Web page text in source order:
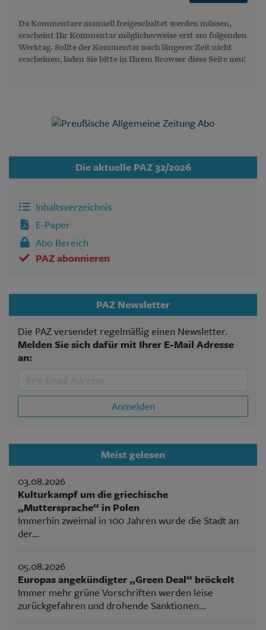
Da Kommentare manuell freigeschaltet werden müssen,
erscheint Ihr Kommentar möglicherweise erst am folgenden
Werktag. Sollte der Kommentar nach längerer Zeit nicht
erscheinen, laden Sie bitte in Ihrem Browser diese Seite neu!
Die aktuelle PAZ 32/2026
Inhaltsverzeichnis
E-Paper
Abo Bereich
PAZ abonnieren
PAZ Newsletter
Die PAZ versendet regelmäßig einen Newsletter.
Melden Sie sich dafür mit Ihrer E-Mail Adresse
an:
Anmelden
Meist gelesen
03.08.2026
Kulturkampf um die griechische
„Muttersprache“ in Polen
Immerhin zweimal in 100 Jahren wurde die Stadt an
der...
05.08.2026
Europas angekündigter „Green Deal“ bröckelt
Immer mehr grüne Vorschriften werden leise
zurückgefahren und drohende Sanktionen...